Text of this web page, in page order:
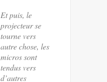
Et puis, le
projecteur se
tourne vers
autre chose, les
micros sont
tendus vers
d’autres